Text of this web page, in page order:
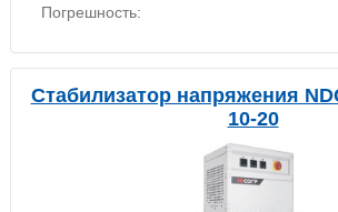
Погрешность:
Стабилизатор напряжения
10-20